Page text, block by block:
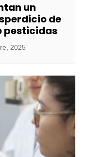
un
de
pesticidas
2025